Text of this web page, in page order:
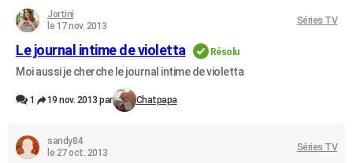
Jortini
le 17 nov. 2013
Séries TV
Le journal intime de violetta Résolu
Moi aussi je cherche le journal intime de violetta
1 19 nov. 2013 par Chatpapa
sandy84
le 27 oct. 2013
Séries TV